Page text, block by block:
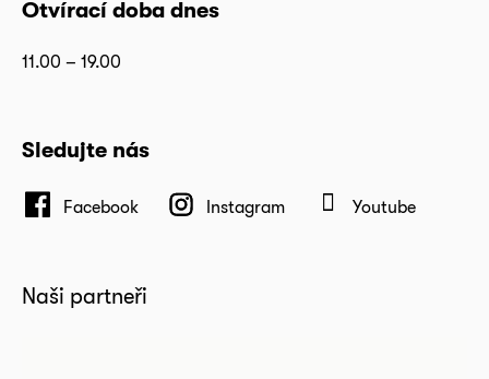
Otvírací doba dnes
11.00 – 19.00
Sledujte nás
Facebook Instagram Youtube
Naši partneři